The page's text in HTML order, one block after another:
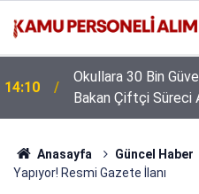
14:10
Okullara 30 Bin
Bakan Çiftçi Süreci
Çevrildi
Anasayfa Güncel Haber
Yapıyor! Resmi Gazete İlanı